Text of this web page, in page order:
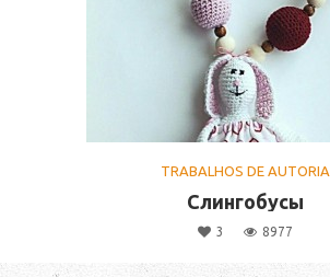
TRABALHOS DE AUTORIA
Слингобусы
3 8977